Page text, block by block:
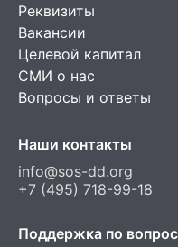
Реквизиты
Вакансии
Целевой капитал
СМИ о нас
Вопросы и ответы
Наши контакты
info@sos-dd.org
+7 (495) 718-99-18
Поддержка по